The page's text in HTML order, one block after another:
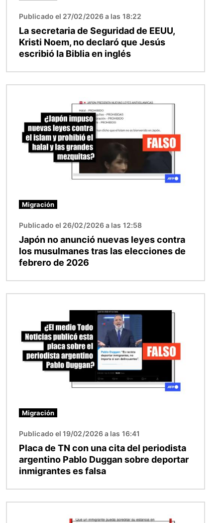
Publicado el 27/02/2026 a las 18:22
La secretaria de Seguridad de EEUU,
Kristi Noem, no declaró que Jesús
escribió la Biblia en inglés
Migración
Publicado el 26/02/2026 a las 12:58
Japón no anunció nuevas leyes contra
los musulmanes tras las elecciones de
febrero de 2026
Migración
Publicado el 19/02/2026 a las 16:41
Placa de TN con una cita del periodista
argentino Pablo Duggan sobre deportar
inmigrantes es falsa